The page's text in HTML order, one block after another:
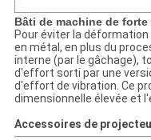
Bâti de machine de
Pour éviter la
en métal, en plus du
interne (par le gâchage),
d'effort sorti par une
d'effort de vibration. Ce
dimensionnelle élevée et
Accessoires de